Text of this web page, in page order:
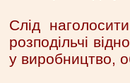
Слід
розподільчі
у виробництво,